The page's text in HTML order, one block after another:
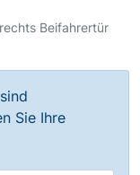
Beifahrertür
Sie Ihre